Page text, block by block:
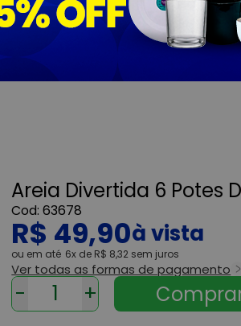
Areia Divertida 6 Potes
63678
R$ 49,90
ou 6x de R$ 8,32 sem juros
Ver todas as formas de pagamento
- +